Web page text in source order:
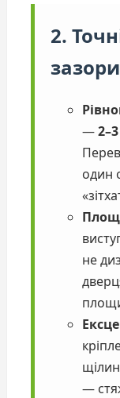
2.
зазори
—
один
не
—